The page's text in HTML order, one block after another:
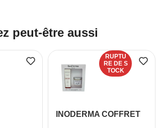
peut-être aussi
RUPTU
RE DE S
TOCK
INODERMA COFFRET